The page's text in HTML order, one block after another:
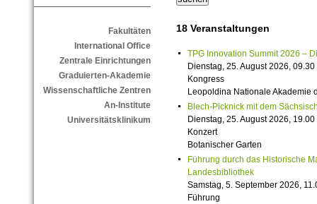
Fakultäten
International Office
Zentrale Einrichtungen
Graduierten-Akademie
Wissenschaftliche Zentren
An-Institute
Universitätsklinikum
18 Veranstaltungen
TPG Innovation Summit 2026 –
Dienstag, 25. August 2026,
Kongress
Leopoldina Nationale Akademie
Blech-Picknick mit dem
Dienstag, 25. August 2026,
Konzert
Botanischer Garten
Führung durch das Historische
Landesbibliothek
Samstag, 5. September 2026,
Führung